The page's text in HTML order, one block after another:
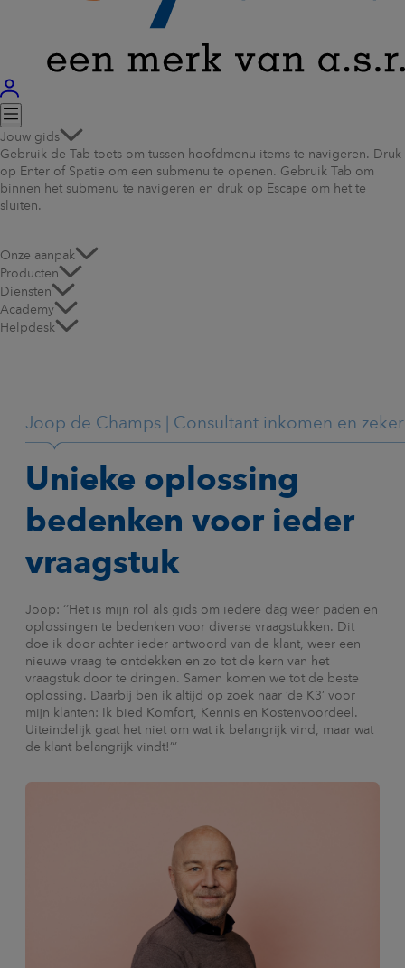
Jouw gids
Gebruik de Tab-toets om tussen hoofdmenu-items te navigeren. Druk
op Enter of Spatie om een submenu te openen. Gebruik Tab om
binnen het submenu te navigeren en druk op Escape om het te
sluiten.
Onze aanpak
Producten
Diensten
Academy
Helpdesk
Joop de Champs | Consultant inkomen en
Unieke oplossing
bedenken voor ieder
vraagstuk
Joop: ‘’Het is mijn rol als gids om iedere dag weer paden en
oplossingen te bedenken voor diverse vraagstukken. Dit
doe ik door achter ieder antwoord van de klant, weer een
nieuwe vraag te ontdekken en zo tot de kern van het
vraagstuk door te dringen. Samen komen we tot de beste
oplossing. Daarbij ben ik altijd op zoek naar ‘de K3’ voor
mijn klanten: Ik bied Komfort, Kennis en Kostenvoordeel.
Uiteindelijk gaat het niet om wat ik belangrijk vind, maar wat
de klant belangrijk vindt!”’